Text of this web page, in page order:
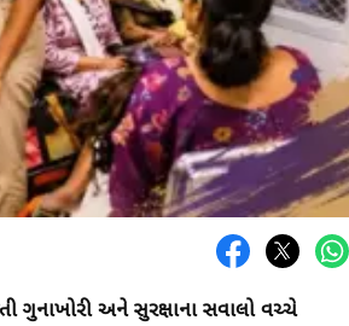
અને સુરક્ષાના સવાલો વચ્ચે